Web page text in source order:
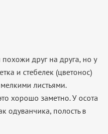
друг на друга, но у
и стебелек (цветонос)
листьями.
хорошо заметно. У осота
одуванчика, полость в